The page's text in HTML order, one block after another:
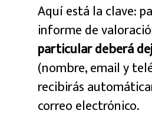
Aquí está la clave:
informe de
particular deberá
(nombre, email y
recibirás
correo electrónico.